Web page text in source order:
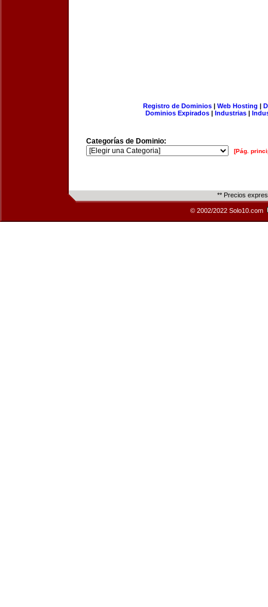
Registro de Dominios| Web Hosting |
Dominios Expirados | Industrias |
Categorías de Dominio:
[Pág.
** Precios
© 2002/2022 Solo10.com